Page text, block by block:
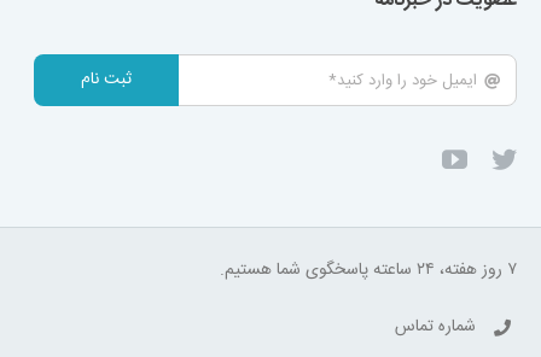
ثبت نام
۷ روز هفته، ۲۴ ساعته پاسخگوی شما هستیم.
شماره تماس